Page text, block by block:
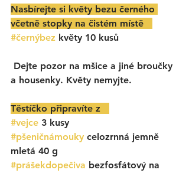
Nasbírejte si květy bezu černého
včetně stopky na čistém místě
#černýbez květy 10 kusů
Dejte pozor na mšice a jiné broučky
a housenky. Květy nemyjte.
Těstíčko připravíte z
#vejce 3 kusy
#pšeničnámouky celozrnná jemně
mletá 40 g
#prášekdopečiva bezfosfátový na